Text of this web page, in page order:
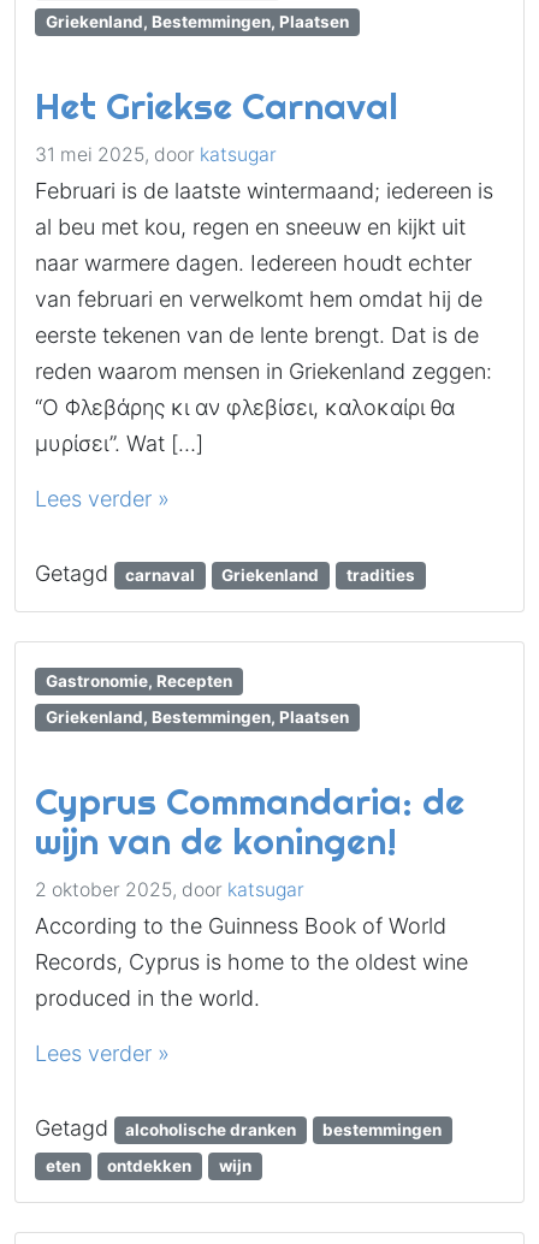
Griekenland, Bestemmingen, Plaatsen
Het Griekse Carnaval
31 mei 2025, door katsugar
Februari is de laatste wintermaand; iedereen is
al beu met kou, regen en sneeuw en kijkt uit
naar warmere dagen. Iedereen houdt echter
van februari en verwelkomt hem omdat hij de
eerste tekenen van de lente brengt. Dat is de
reden waarom mensen in Griekenland zeggen:
“Ο Φλεβάρης κι αν φλεβίσει, καλοκαίρι θα
μυρίσει”. Wat […]
Lees verder »
Getagd carnaval Griekenland tradities
Gastronomie, Recepten
Griekenland, Bestemmingen, Plaatsen
Cyprus Commandaria: de
wijn van de koningen!
2 oktober 2025, door katsugar
According to the Guinness Book of World
Records, Cyprus is home to the oldest wine
produced in the world.
Lees verder »
Getagd alcoholische dranken
bestemmingen
eten
ontdekken wijn